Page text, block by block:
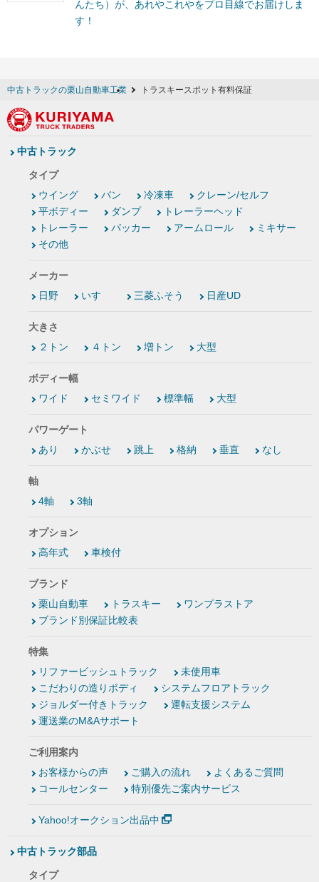
んたち）が、あれやこれやをプロ目線でお届けしま
す！
中古トラックの栗山自動車工業 トラスキースポット有料保証
中古トラック
タイプ
ウイング
バン 冷凍車
クレーン/セルフ
平ボディー
ダンプ
トレーラーヘッド
トレーラー
パッカー アームロール
ミキサー
その他
メーカー
日野
いすゞ 三菱ふそう 日産UD
大きさ
２トン
４トン 増トン 大型
ボディー幅
ワイド
セミワイド 標準幅 大型
パワーゲート
あり
かぶせ 跳上 格納 垂直 なし
軸
4軸
3軸
オプション
高年式
車検付
ブランド
栗山自動車
トラスキー
ワンプラストア
ブランド別保証比較表
特集
リファービッシュトラック
未使用車
こだわりの造りボディ
システムフロアトラック
ジョルダー付きトラック
運転支援システム
運送業のM&Aサポート
ご利用案内
お客様からの声
ご購入の流れ
よくあるご質問
コールセンター
特別優先ご案内サービス
Yahoo!オークション出品中
中古トラック部品
タイプ